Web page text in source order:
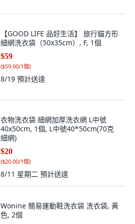
【GOOD LIFE 品好生活】 旅行貓方形
細網洗衣袋（50x35cm）, F, 1個
$59
($59.00/1個)
8/19 預計送達
衣物洗衣袋 細網加厚洗衣網 L中號
40x50cm, 1個, L中號40*50cm(70克
細網)
$20
($20.00/1個)
8/11 星期二 預計送達
Wonine 簡易運動鞋洗衣袋 洗衣袋, 黃
色, 2個